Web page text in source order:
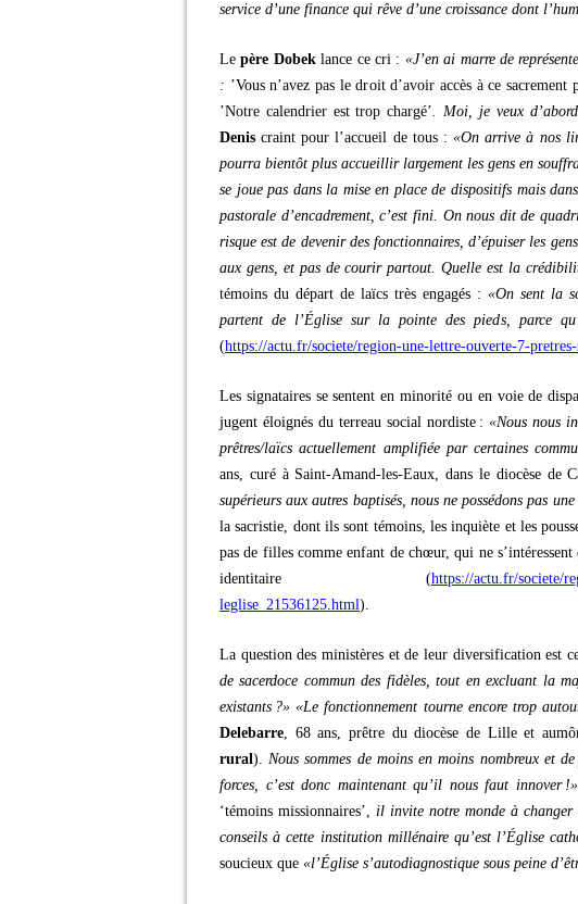
service d’une finance qui rêve d’une croissance dont
Lepère Dobeklance ce cri : «J’en ai marre de
: ’Vous n’avez pas le droit d’avoir accès à ce sacrement
’Notre calendrier est trop chargé’. Moi, je veux
Denis craint pour l’accueil de tous :«On arrive à nos
pourra bientôt plus accueillir largement les gens en
se joue pas dans la mise en place de dispositifs mais
pastorale d’encadrement, c’est fini. On nous dit de
risque est de devenir des fonctionnaires, d’épuiser les
aux gens, et pas de courir partout. Quelle est la
témoins du départ de laïcs très engagés : «On sent la
partent de l’Église sur la pointe des pieds, parce
(https://actu.fr/societe/region-une-lettre-ouverte-7-
Les signataires se sentent en minorité ou en voie de
jugent éloignés du terreau social nordiste : «Nous nous
prêtres/laïcs actuellement amplifiée par certaines
ans, curé à Saint-Amand-les-Eaux, dans le diocèse de
supérieurs aux autres baptisés, nous ne possédons pas
la sacristie, dont ils sont témoins, les inquiète et les
pas de filles comme enfant de chœur, qui ne
identitaire (https://actu.fr/societe/
leglise_21536125.html).
La question des ministères et de leur diversification est
de sacerdoce commun des fidèles, tout en excluant la
existants ?» «Le fonctionnement tourne encore trop
Delebarre, 68 ans, prêtre du diocèse de Lille et
rural).Nous sommes de moins en moins nombreux et
forces, c’est donc maintenant qu’il nous faut innover !»
‘témoins missionnaires’, il invite notre monde à changer
conseils à cette institution millénaire qu’est l’Église
soucieux que «l’Église s’autodiagnostique sous peine